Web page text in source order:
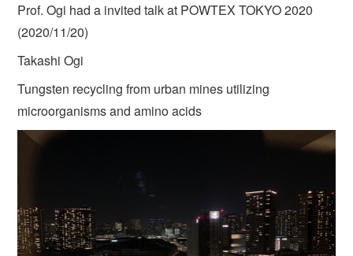
Prof. Ogi had a invited talk at POWTEX TOKYO 2020
(2020/11/20)
Takashi Ogi
Tungsten recycling from urban mines utilizing
microorganisms and amino acids